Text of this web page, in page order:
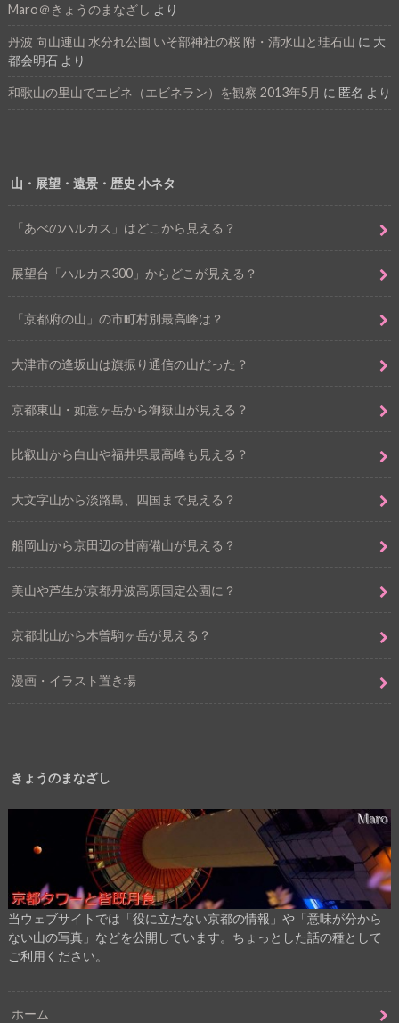
Maro＠きょうのまなざし より
丹波 向山連山 水分れ公園 いそ部神社の桜 附・清水山と珪石山 に 大
都会明石より
和歌山の里山でエビネ（エビネラン）を観察 2013年5月 に 匿名 より
山・展望・遠景・歴史 小ネタ
「あべのハルカス」はどこから見える？
展望台「ハルカス300」からどこが見える？
「京都府の山」の市町村別最高峰は？
大津市の逢坂山は旗振り通信の山だった？
京都東山・如意ヶ岳から御嶽山が見える？
比叡山から白山や福井県最高峰も見える？
大文字山から淡路島、四国まで見える？
船岡山から京田辺の甘南備山が見える？
美山や芦生が京都丹波高原国定公園に？
京都北山から木曽駒ヶ岳が見える？
漫画・イラスト置き場
きょうのまなざし
当ウェブサイトでは「役に立たない京都の情報」や「意味が分から
ない山の写真」などを公開しています。ちょっとした話の種として
ご利用ください。
ホーム